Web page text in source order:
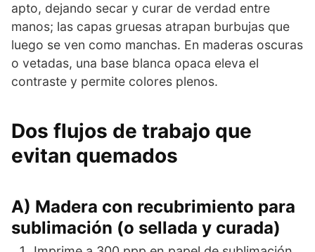
apto, dejando secar y curar de verdad entre
manos; las capas gruesas atrapan burbujas que
luego se ven como manchas. En maderas oscuras
o vetadas, una base blanca opaca eleva el
contraste y permite colores plenos.
Dos flujos de trabajo que
evitan quemados
A) Madera con recubrimiento para
sublimación (o sellada y curada)